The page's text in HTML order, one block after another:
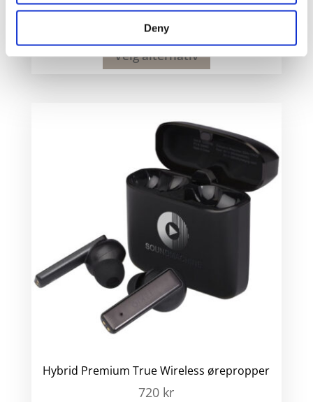
Deny
300
Velg alternativ
Hybrid Premium True Wireless ørepropper
720 kr